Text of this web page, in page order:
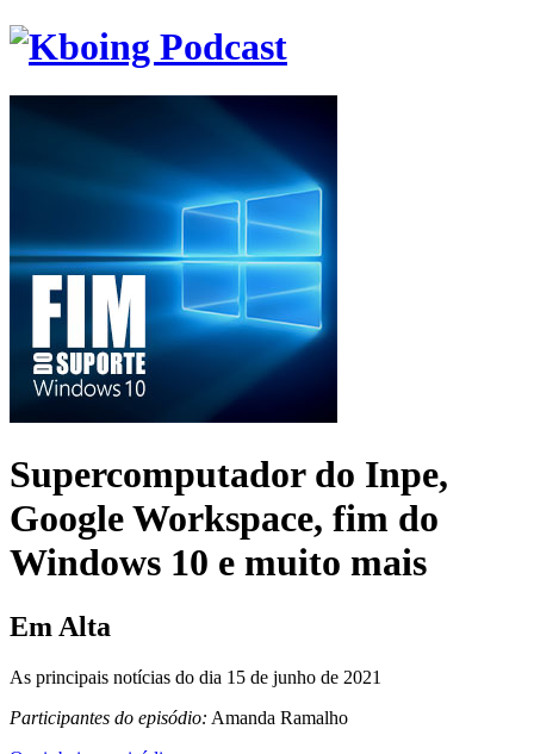
Supercomputador do Inpe,
Google Workspace, fim do
Windows 10 e muito mais
Em Alta
As principais notícias do dia 15 de junho de 2021
Participantes do episódio: Amanda Ramalho